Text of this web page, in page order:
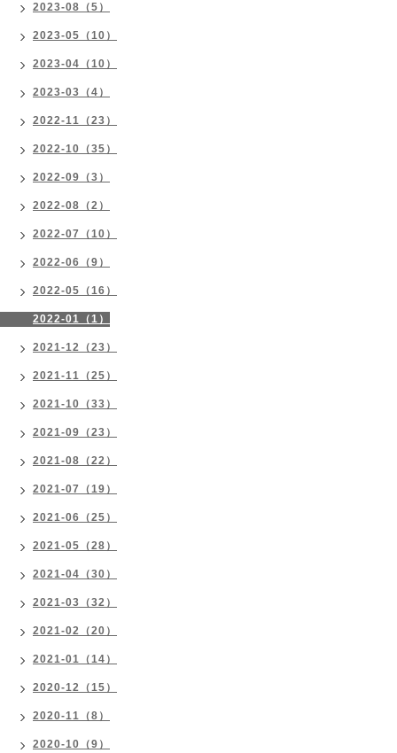
2023-08（5）
2023-05（10）
2023-04（10）
2023-03（4）
2022-11（23）
2022-10（35）
2022-09（3）
2022-08（2）
2022-07（10）
2022-06（9）
2022-05（16）
2022-01（1）
2021-12（23）
2021-11（25）
2021-10（33）
2021-09（23）
2021-08（22）
2021-07（19）
2021-06（25）
2021-05（28）
2021-04（30）
2021-03（32）
2021-02（20）
2021-01（14）
2020-12（15）
2020-11（8）
2020-10（9）